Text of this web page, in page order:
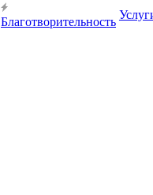
Благотворительность